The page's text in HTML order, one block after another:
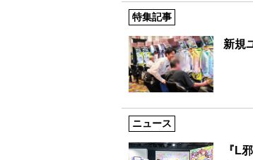
特集記事
新規
ニュース
『L